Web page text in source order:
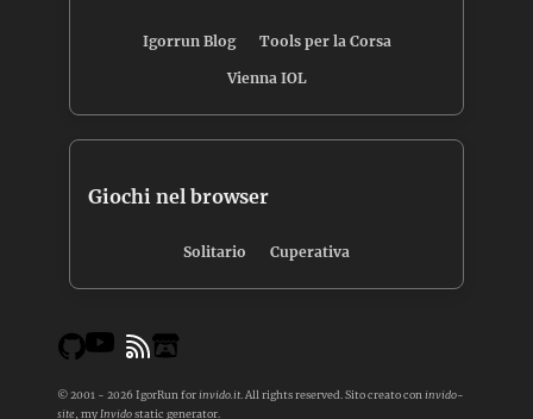
Igorrun Blog Tools per la Corsa
Vienna IOL
Giochi nel browser
Solitario Cuperativa
© 2001 - 2026 IgorRun for invido.it . All rights reserved. Sito creato con invido-
site , my Invidostatic generator.